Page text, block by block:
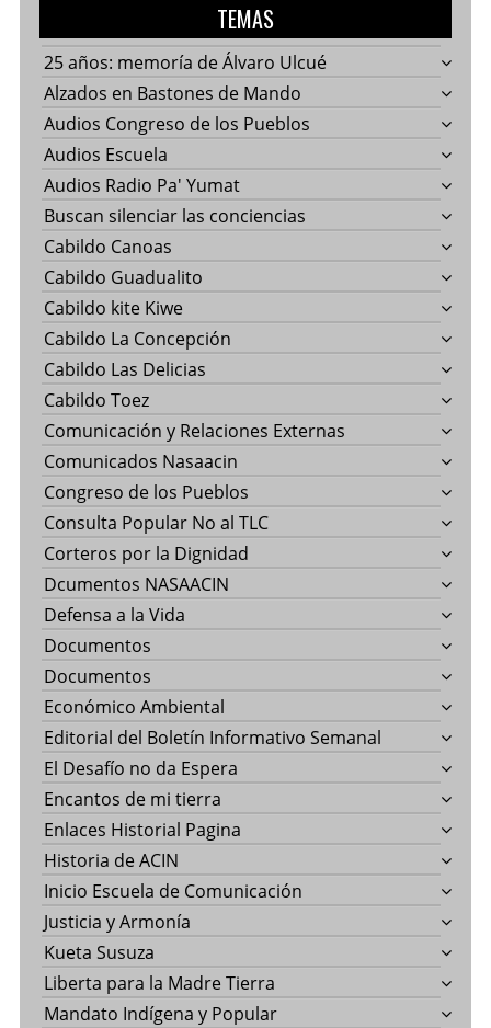
TEMAS
25 años: memoría de Álvaro Ulcué
Alzados en Bastones de Mando
Audios Congreso de los Pueblos
Audios Escuela
Audios Radio Pa' Yumat
Buscan silenciar las conciencias
Cabildo Canoas
Cabildo Guadualito
Cabildo kite Kiwe
Cabildo La Concepción
Cabildo Las Delicias
Cabildo Toez
Comunicación y Relaciones Externas
Comunicados Nasaacin
Congreso de los Pueblos
Consulta Popular No al TLC
Corteros por la Dignidad
Dcumentos NASAACIN
Defensa a la Vida
Documentos
Documentos
Económico Ambiental
Editorial del Boletín Informativo Semanal
El Desafío no da Espera
Encantos de mi tierra
Enlaces Historial Pagina
Historia de ACIN
Inicio Escuela de Comunicación
Justicia y Armonía
Kueta Susuza
Liberta para la Madre Tierra
Mandato Indígena y Popular